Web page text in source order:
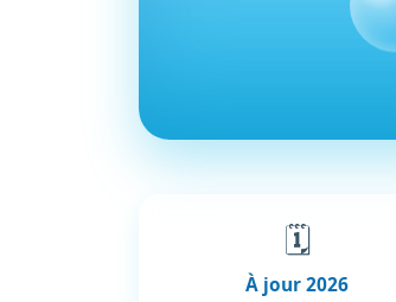
🗓️
À jour 2026